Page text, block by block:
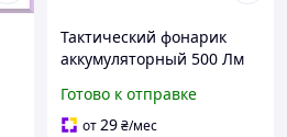
Тактический фонарик
аккумуляторный 500 Лм
Bailong 8626, мощный
фонарик светодиодный
Готово к отправке
от29₴/мес